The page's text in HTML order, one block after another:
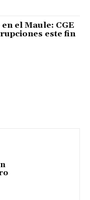
el Maule: CGE
este fin